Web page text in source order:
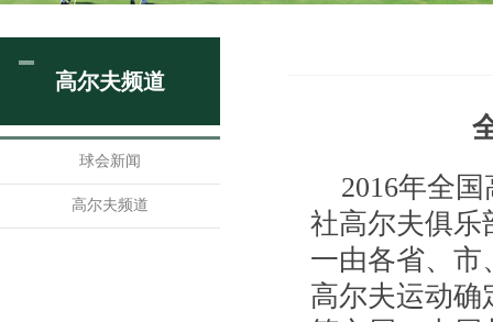
高尔夫频道
球会新闻
高尔夫频道
2016年全
社高尔夫俱乐
一由各省、市
高尔夫运动确